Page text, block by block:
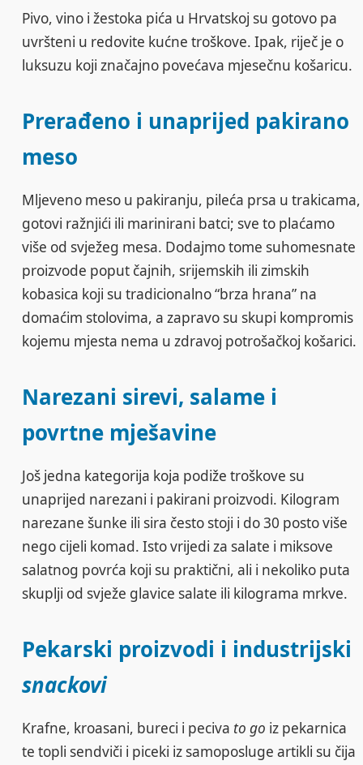
Pivo, vino i žestoka pića u Hrvatskoj su gotovo pa
uvršteni u redovite kućne troškove. Ipak, riječ je o
luksuzu koji značajno povećava mjesečnu košaricu.
Prerađeno i unaprijed pakirano
meso
Mljeveno meso u pakiranju, pileća prsa u trakicama,
gotovi ražnjići ili marinirani batci; sve to plaćamo
više od svježeg mesa. Dodajmo tome suhomesnate
proizvode poput čajnih, srijemskih ili zimskih
kobasica koji su tradicionalno “brza hrana” na
domaćim stolovima, a zapravo su skupi kompromis
kojemu mjesta nema u zdravoj potrošačkoj košarici.
Narezani sirevi, salame i
povrtne mješavine
Još jedna kategorija koja podiže troškove su
unaprijed narezani i pakirani proizvodi. Kilogram
narezane šunke ili sira često stoji i do 30 posto više
nego cijeli komad. Isto vrijedi za salate i miksove
salatnog povrća koji su praktični, ali i nekoliko puta
skuplji od svježe glavice salate ili kilograma mrkve.
Pekarski proizvodi i industrijski
snackovi
Krafne, kroasani, bureci i peciva to go iz pekarnica
te topli sendviči i piceki iz samoposluge artikli su čija